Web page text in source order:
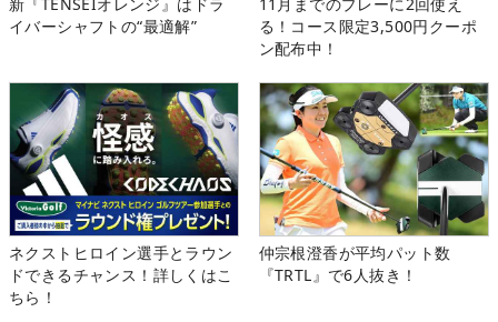
イバーシャフトの“最適解”
る！コース限定3,500円クーポ
ン配布中！
ネクストヒロイン選手とラウン
ドできるチャンス！詳しくはこ
ちら！
仲宗根澄香が平均パット数
『TRTL』で6人抜き！